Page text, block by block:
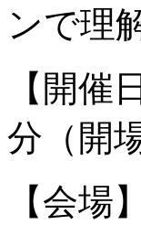
ンで理
【開催
分（開
【会場